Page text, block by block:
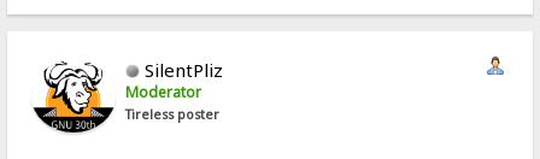
SilentPliz
Moderator
Tireless poster